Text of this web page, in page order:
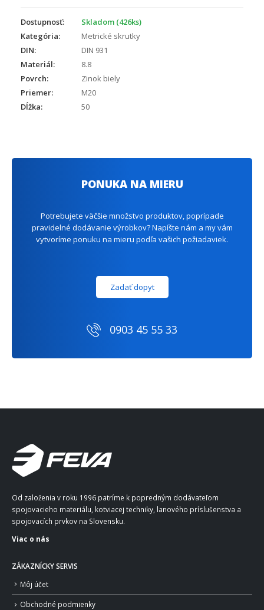
Dostupnosť:
Skladom (426ks)
Kategória:
Metrické skrutky
DIN:
DIN 931
Materiál:
8.8
Povrch:
Zinok biely
Priemer:
M20
Dĺžka:
50
PONUKA NA MIERU
Potrebujete väčšie množstvo produktov, poprípade
pravidelné dodávanie výrobkov? Napíšte nám a my vám
vytvoríme ponuku na mieru podľa vašich požiadaviek.
Zadať dopyt
0903 45 55 33
Od založenia v roku 1996 patríme k popredným dodávateľom
spojovacieho materiálu, kotviacej techniky, lanového príslušenstva a
spojovacích prvkov na Slovensku.
Viac o nás
ZÁKAZNÍCKY SERVIS
Môj účet
Obchodné podmienky